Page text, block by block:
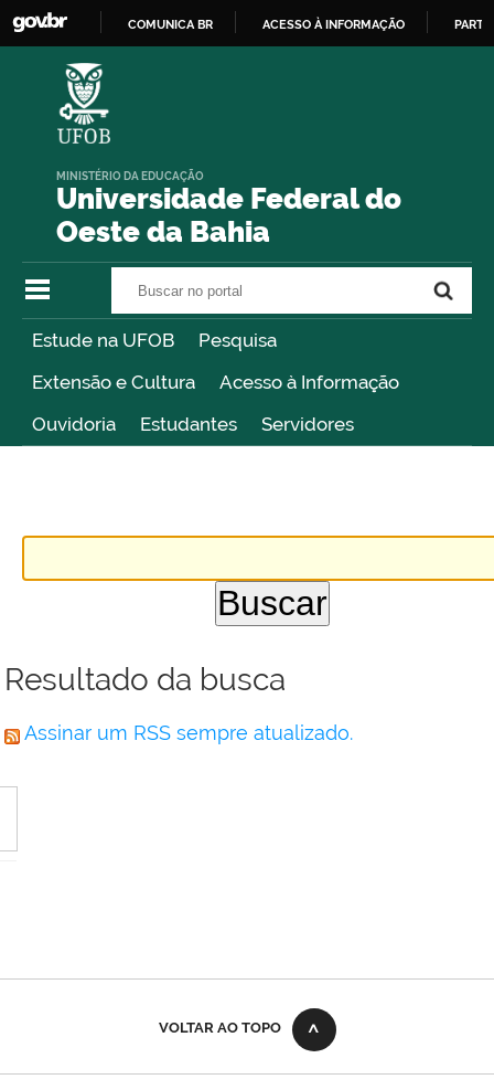
COMUNICA BR ACESSO À INFORMAÇÃO
Universidade Federal do
Oeste da Bahia
MINISTÉRIO DA EDUCAÇÃO
Estude na UFOB
Pesquisa
Extensão e Cultura
Acesso à Informação
Ouvidoria
Estudantes Servidores
Resultado da busca
Assinar um RSS sempre atualizado.
VOLTAR AO TOPO